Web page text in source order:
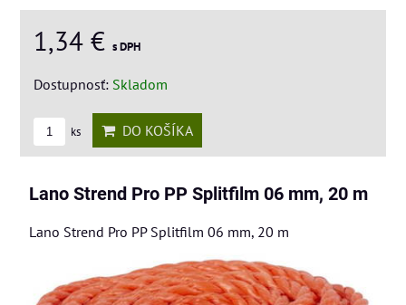
1,34 € s DPH
Dostupnosť: Skladom
ks DO KOŠÍKA
Lano Strend Pro PP Splitfilm 06 mm, 20 m
Lano Strend Pro PP Splitfilm 06 mm, 20 m